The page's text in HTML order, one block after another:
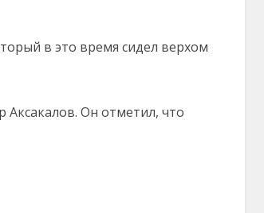
в это время сидел верхом
Аксакалов. Он отметил, что